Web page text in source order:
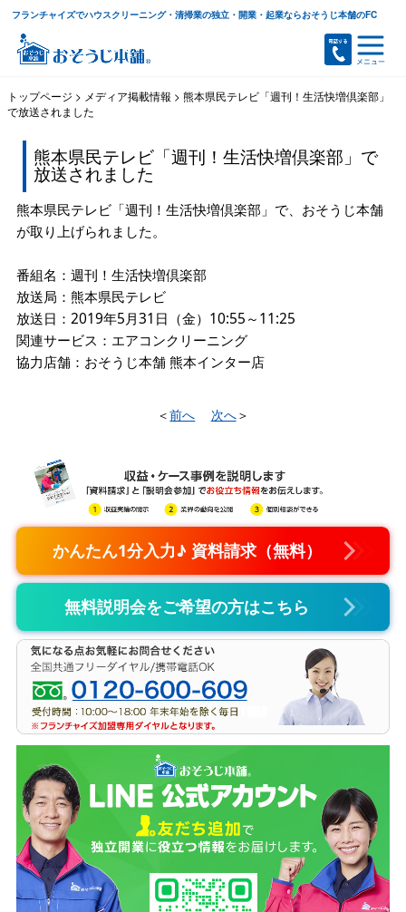
フランチャイズでハウスクリーニング・清掃業の独立・開業・起業ならおそうじ本舗のFC
トップページ > メディア掲載情報 >熊本県民テレビ「週刊！生活快増倶楽部」
で放送されました
熊本県民テレビ「週刊！生活快増倶楽部」で
放送されました
熊本県民テレビ「週刊！生活快増倶楽部」で、おそうじ本舗
が取り上げられました。
番組名：週刊！生活快増倶楽部
放送局：熊本県民テレビ
放送日：2019年5月31日（金）10:55～11:25
関連サービス：エアコンクリーニング
協力店舗：おそうじ本舗 熊本インター店
＜前へ 次へ＞
かんたん1分入力♪ 資料請求（無料）
無料説明会をご希望の方はこちら